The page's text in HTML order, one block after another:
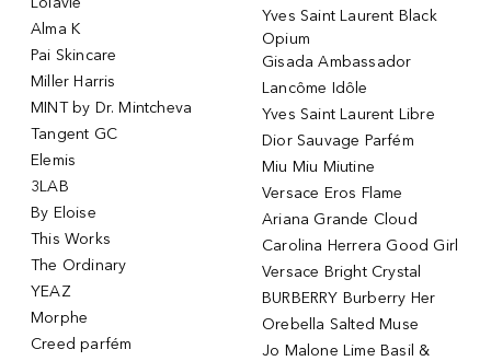
Alma K
Pai Skincare
Miller Harris
MINT by Dr. Mintcheva
Tangent GC
Elemis
3LAB
By Eloise
This Works
The Ordinary
YEAZ
Morphe
Creed parfém
Yves Saint Laurent Black
Opium
Gisada Ambassador
Lancôme Idôle
Yves Saint Laurent Libre
Dior Sauvage Parfém
Miu Miu Miutine
Versace Eros Flame
Ariana Grande Cloud
Carolina Herrera Good Girl
Versace Bright Crystal
BURBERRY Burberry Her
Orebella Salted Muse
Jo Malone Lime Basil &